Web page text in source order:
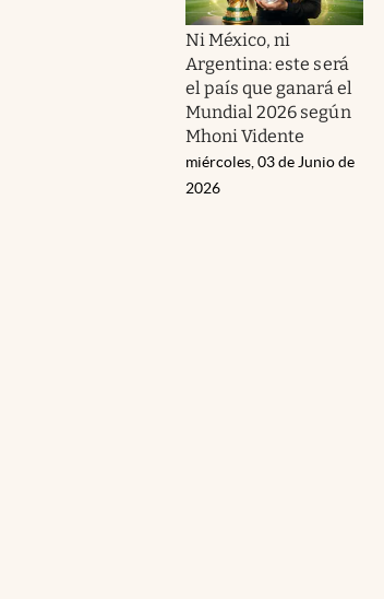
Ni México, ni
Argentina: este será
el país que ganará el
Mundial 2026 según
Mhoni Vidente
miércoles, 03 de Junio de
2026